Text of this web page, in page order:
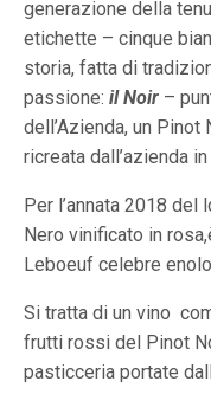
generazione della
etichette – cinque
storia, fatta di
passione: il Noir –
dell’Azienda, un
ricreata dall’azienda
Per l’annata 2018
Nero vinificato in
Leboeuf celebre
Si tratta di un vino
frutti rossi del Pinot
pasticceria portate